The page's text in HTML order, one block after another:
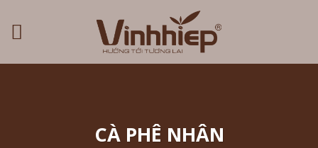
content
CÀ PHÊ NHÂN